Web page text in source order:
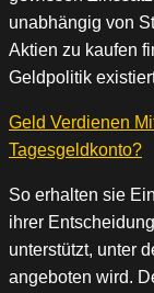
unabhängig von
Aktien zu kaufen
Geldpolitik
Geld Verdienen
Tagesgeldkonto?
So erhalten sie
ihrer
unterstützt, unter
angeboten wird.